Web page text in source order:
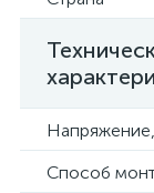
Способ